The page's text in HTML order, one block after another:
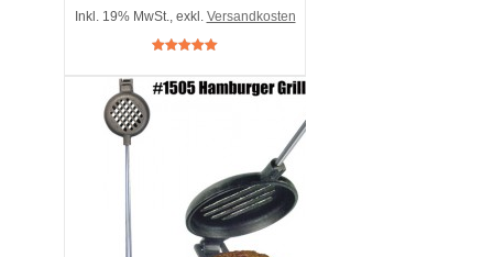
Inkl. 19% MwSt. exkl. Versandkosten